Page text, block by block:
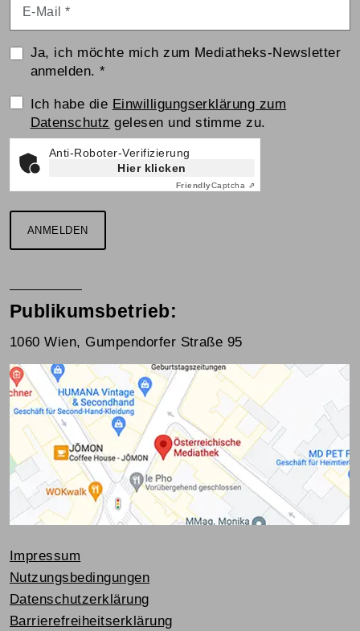
Ja, ich möchte mich zum Mediatheks-Newsletter
anmelden.*
Einwilligungserklärung
Ich habe die Einwilligungserklärung zum
Datenschutz gelesen und stimme zu.
Anti-Roboter-Verifizierung
Hier klicken
FriendlyCaptcha ⇗
ANMELDEN
Publikumsbetrieb:
1060 Wien, Gumpendorfer Straße 95
Impressum
Nutzungsbedingungen
Datenschutzerklärung
Barrierefreiheitserklärung